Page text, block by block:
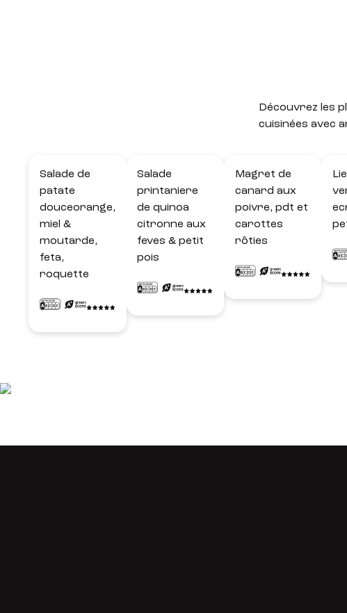
Découvrez les
cuisinées avec
Salade de
patate
douceorange,
miel &
moutarde,
feta,
roquette
Salade
printaniere
de quinoa
citronne aux
feves & petit
pois
Magret de
canard aux
poivre, pdt et
carottes
rôties